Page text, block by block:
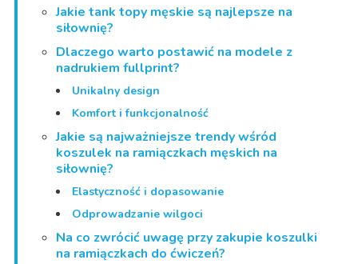
Jakie tank topy męskie są najlepsze na
siłownię?
Dlaczego warto postawić na modele z
nadrukiem fullprint?
Unikalny design
Komfort i funkcjonalność
Jakie są najważniejsze trendy wśród
koszulek na ramiączkach męskich na
siłownię?
Elastyczność i dopasowanie
Odprowadzanie wilgoci
Na co zwrócić uwagę przy zakupie koszulki
na ramiączkach do ćwiczeń?